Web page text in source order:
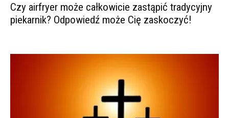
Czy airfryer może całkowicie zastąpić tradycyjny
piekarnik? Odpowiedź może Cię zaskoczyć!